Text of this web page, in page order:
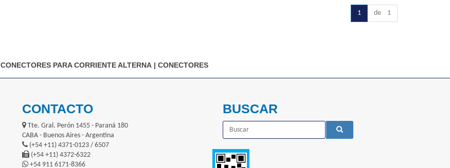
1 de 1
CONECTORES PARA CORRIENTE ALTERNA | CONECTORES
CONTACTO
Tte. Gral. Perón 1455 - Paraná 180
CABA - Buenos Aires - Argentina
(+54 +11) 4371-0123 / 6507
(+54 +11) 4372-6322
+54 911 6171-8366
BUSCAR